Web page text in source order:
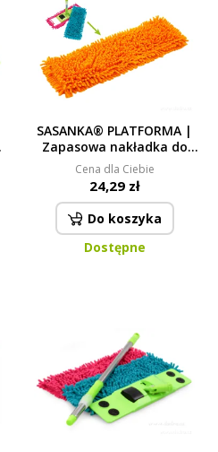
SASANKA® PLATFORMA |
Zapasowa nakładka do
mopa
Cena dla Ciebie
24,29 zł
Do koszyka
Dostępne